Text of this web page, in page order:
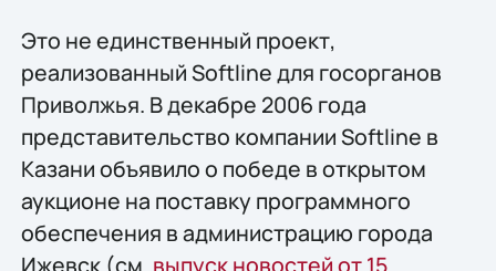
Это не единственный проект,
реализованный Softline для госорганов
Приволжья. В декабре 2006 года
представительство компании Softline в
Казани объявило о победе в открытом
аукционе на поставку программного
обеспечения в администрацию города
Ижевск (см. выпуск новостей от 15